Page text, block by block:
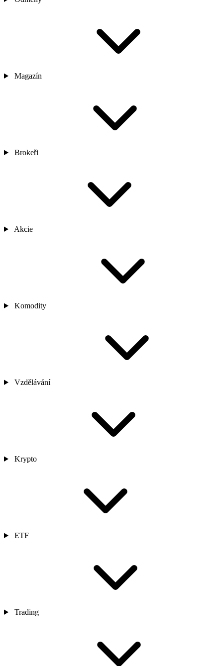
Magazín
Brokeři
Akcie
Komodity
Vzdělávání
Krypto
ETF
Trading